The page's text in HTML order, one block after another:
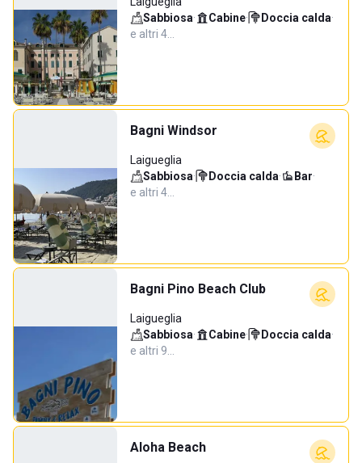
Sabbiosa· Cabine· Doccia calda·
e altri 4…
Bagni Windsor
Laigueglia
Sabbiosa· Doccia calda· Bar·
e altri 4…
Bagni Pino Beach Club
Laigueglia
Sabbiosa· Cabine· Doccia calda·
e altri 9…
Aloha Beach